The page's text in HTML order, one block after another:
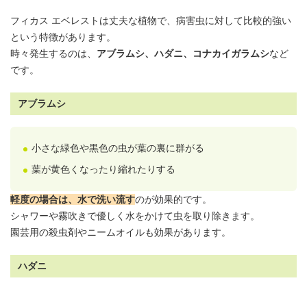
フィカス エベレストは丈夫な植物で、病害虫に対して比較的強い
という特徴があります。
時々発生するのは、 アブラムシ、ハダニ、コナカイガラムシなど
です。
アブラムシ
小さな緑色や黒色の虫が葉の裏に群がる
葉が黄色くなったり縮れたりする
軽度の場合は、水で洗い流すのが効果的です。
シャワーや霧吹きで優しく水をかけて虫を取り除きます。
園芸用の殺虫剤やニームオイルも効果があります。
ハダニ